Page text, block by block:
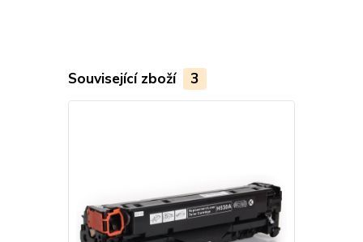
Související zboží 3